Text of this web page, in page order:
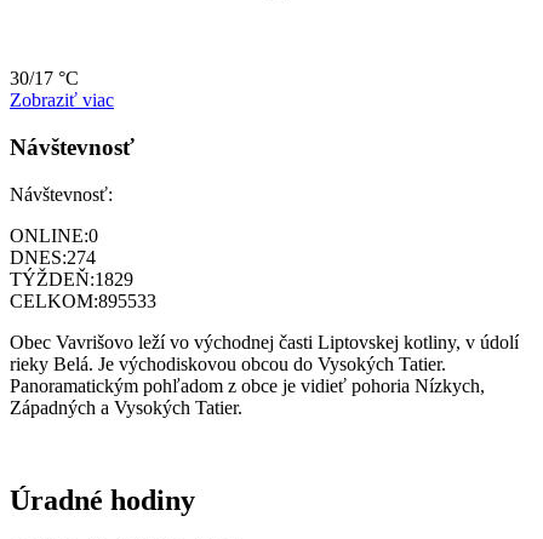
30/17 °C
Zobraziť viac
Návštevnosť
Návštevnosť:
ONLINE:0
DNES:274
TÝŽDEŇ:1829
CELKOM:895533
Obec Vavrišovo leží vo východnej časti Liptovskej kotliny, v údolí
rieky Belá. Je východiskovou obcou do Vysokých Tatier.
Panoramatickým pohľadom z obce je vidieť pohoria Nízkych,
Západných a Vysokých Tatier.
Úradné hodiny